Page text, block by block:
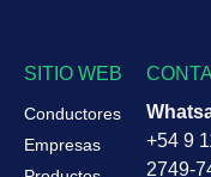
SITIO WEB
Conductores
Empresas
+54 9
2749-